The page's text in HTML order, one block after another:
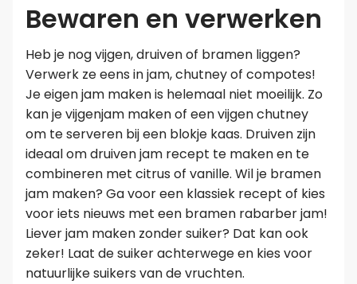
Bewaren en verwerken
Heb je nog vijgen, druiven of bramen liggen?
Verwerk ze eens in jam, chutney of compotes!
Je eigen jam maken is helemaal niet moeilijk. Zo
kan je vijgenjam maken of een vijgen chutney
om te serveren bij een blokje kaas. Druiven zijn
ideaal om druiven jam recept te maken en te
combineren met citrus of vanille. Wil je bramen
jam maken? Ga voor een klassiek recept of kies
voor iets nieuws met een bramen rabarber jam!
Liever jam maken zonder suiker? Dat kan ook
zeker! Laat de suiker achterwege en kies voor
natuurlijke suikers van de vruchten.